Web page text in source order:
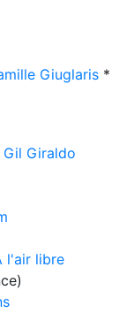
Giuglaris *
Gil Giraldo
l'air libre